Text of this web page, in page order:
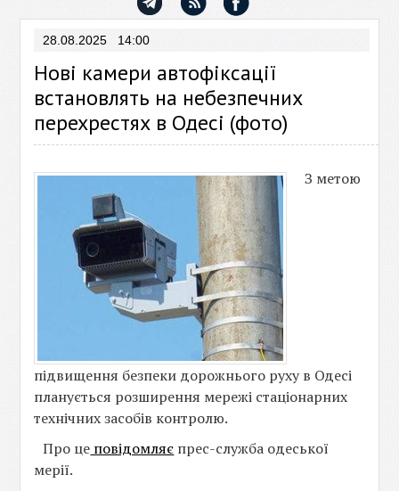
28.08.2025 14:00
Нові камери автофіксації
встановлять на небезпечних
перехрестях в Одесі (фото)
З метою
підвищення безпеки дорожнього руху в Одесі
планується розширення мережі стаціонарних
технічних засобів контролю.
Про це повідомляє прес-служба одеської
мерії.